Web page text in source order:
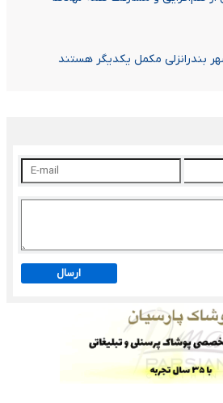
بندرانزلی مکمل یکدیگر هستند
ارسال